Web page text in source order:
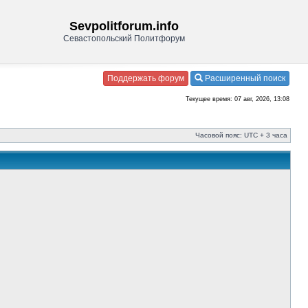
Sevpolitforum.info
Севастопольский Политфорум
Поддержать форум Расширенный поиск
Текущее время: 07 авг, 2026, 13:08
Часовой пояс: UTC + 3 часа